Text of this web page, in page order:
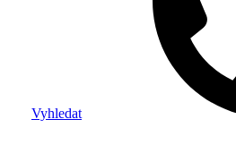
Vyhledat